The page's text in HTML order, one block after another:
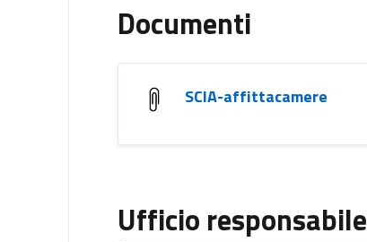
Documenti
SCIA-affittacamere
Ufficio responsabile